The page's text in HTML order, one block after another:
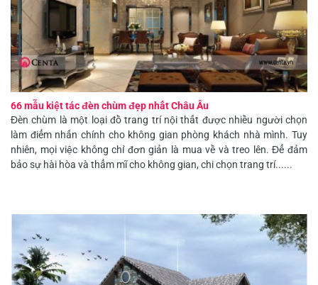
66 mẫu kiệt tác đèn chùm đẹp nhất Châu Âu
Đèn chùm là một loại đồ trang trí nội thất được nhiều người chọn
làm điểm nhấn chính cho không gian phòng khách nhà mình. Tuy
nhiên, mọi việc không chỉ đơn giản là mua về và treo lên. Để đảm
bảo sự hài hòa và thẩm mĩ cho không gian, chi chọn trang trí......